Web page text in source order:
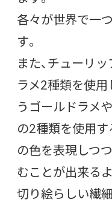
各々が世界で一
す。
また、チューリ
ラメ2種類を使
うゴールドラメ
の2種類を使用
の色を表現しつ
むことが出来る
切り絵らしい繊